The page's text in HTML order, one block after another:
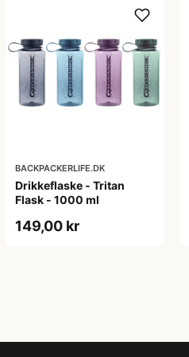
BACKPACKERLIFE.DK
Drikkeflaske - Tritan
Flask - 1000 ml
149,00 kr